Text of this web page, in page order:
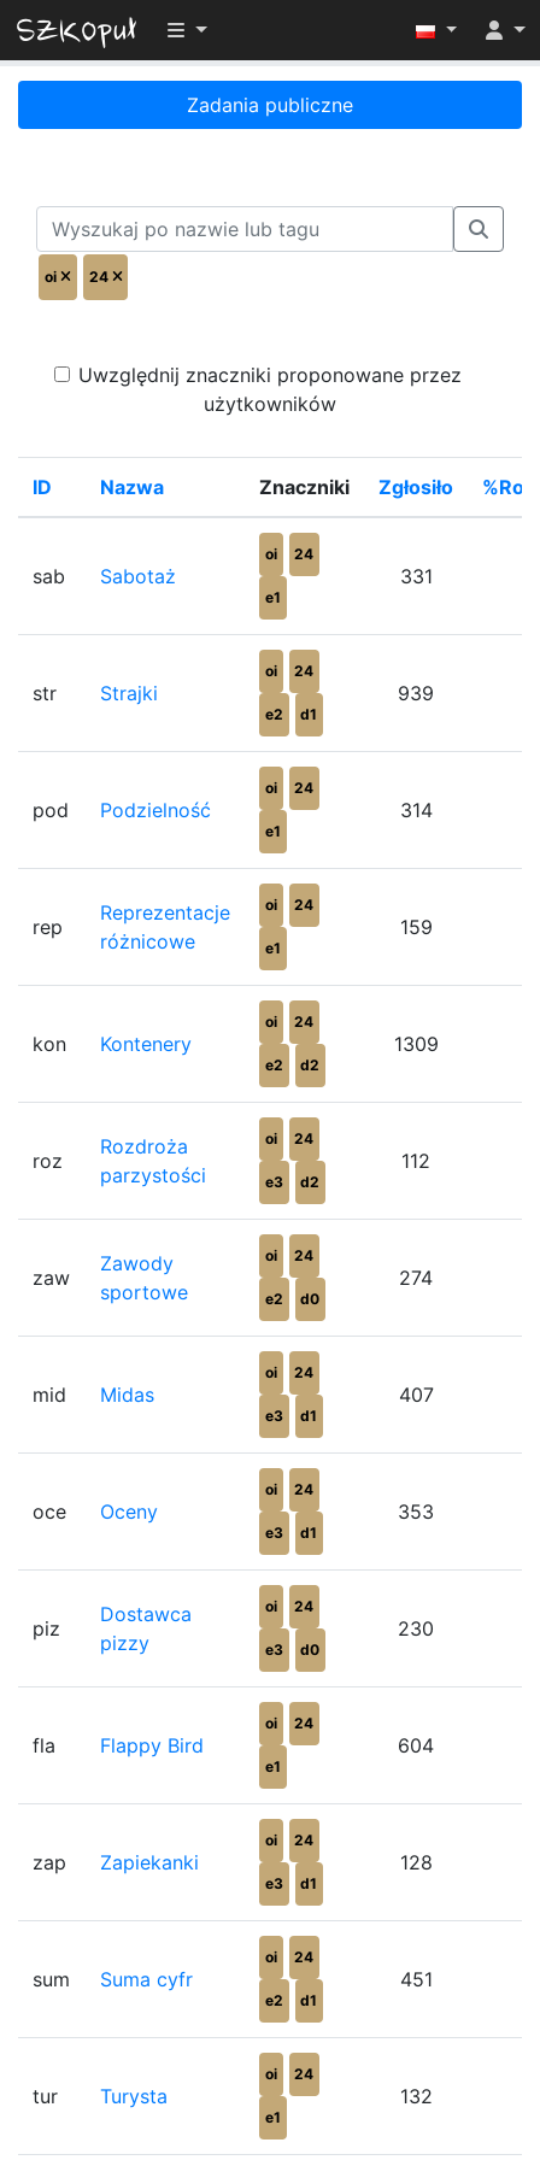
Przełącz widoczność menu
Zadania publiczne
oi 24
Uwzględnij znaczniki proponowane przez
użytkowników
ID Nazwa Znaczniki Zgłosiło
sab Sabotaż
oi 24
e1
331
str Strajki
oi 24
e2 d1
939
pod Podzielność
oi 24
e1
314
rep
Reprezentacje
różnicowe
oi 24
e1
159
kon Kontenery
oi 24
e2 d2
1309
roz
Rozdroża
parzystości
oi 24
e3 d2
112
zaw
Zawody
sportowe
oi 24
e2 d0
274
mid Midas
oi 24
e3 d1
407
oce Oceny
oi 24
e3 d1
353
piz
Dostawca
pizzy
oi 24
e3 d0
230
fla Flappy Bird
oi 24
e1
604
zap Zapiekanki
oi 24
e3 d1
128
sum Suma cyfr
oi 24
e2 d1
451
tur Turysta
oi 24
e1
132